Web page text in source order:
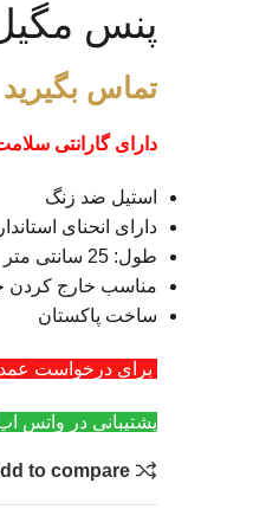
پنس مگیل 25 سانتی
تماس بگیرید
دارای گارانتی
استیل ضد زنگ
دارای انحنای
طول: 25 سانتی متر
مناسب خارج کردن
ساخت پاکستان
برای درخواست عمده تماس بگیرید
پشتیبانی در واتس
to compare